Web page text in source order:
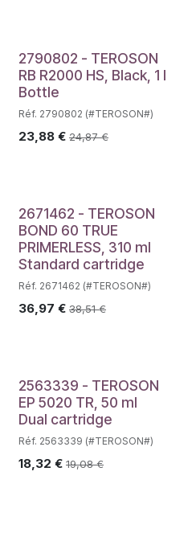
2790802 - TEROSON
RB R2000 HS, Black, 1 l
Bottle
Réf. 2790802 (#TEROSON#)
23,88 € 24,87€
2671462 - TEROSON
BOND 60 TRUE
PRIMERLESS, 310 ml
Standard cartridge
Réf. 2671462 (#TEROSON#)
36,97 € 38,51€
2563339 - TEROSON
EP 5020 TR, 50 ml
Dual cartridge
Réf. 2563339 (#TEROSON#)
18,32 € 19,08€